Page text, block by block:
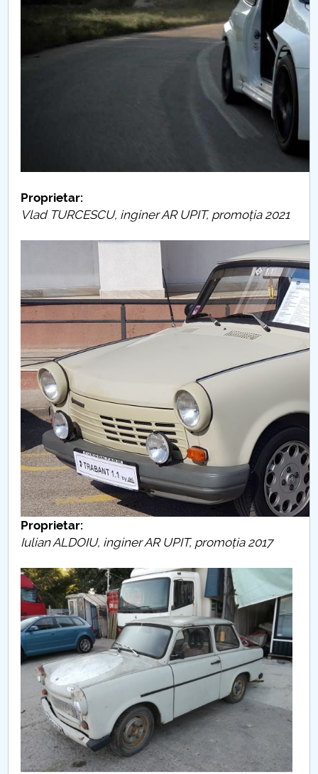
Monopost
Buggy
Proprietar:
Vlad TURCESCU, inginer AR UPIT, promoția 2021
Proprietar:
Iulian ALDOIU, inginer AR UPIT, promoția 2017